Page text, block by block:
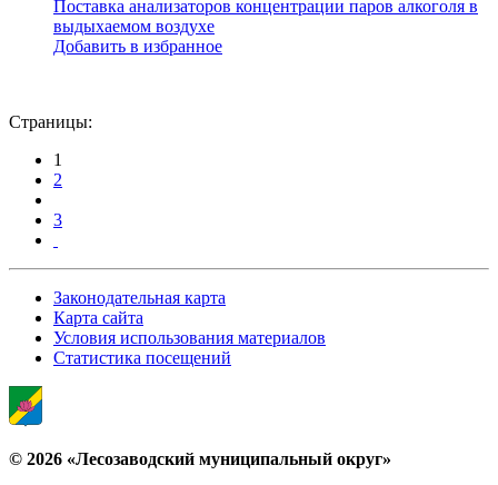
Поставка анализаторов концентрации паров алкоголя в
выдыхаемом воздухе
Добавить в избранное
Страницы:
1
2
3
Законодательная карта
Карта сайта
Условия использования материалов
Статистика посещений
© 2026 «Лесозаводский муниципальный округ»